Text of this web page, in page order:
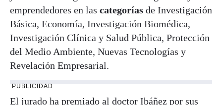
emprendedores en las categorías de Investigación
Básica, Economía, Investigación Biomédica,
Investigación Clínica y Salud Pública, Protección
del Medio Ambiente, Nuevas Tecnologías y
Revelación Empresarial.
PUBLICIDAD
El jurado ha premiado al doctor Ibáñez por sus